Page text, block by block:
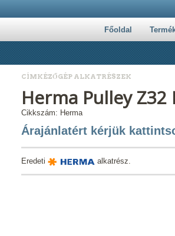
Főoldal
CÍMKÉZŐGÉP ALKATRÉSZEK
Herma Pulley Z32
Cikkszám: Herma
Árajánlatért kérjük
Eredeti alkatrész.